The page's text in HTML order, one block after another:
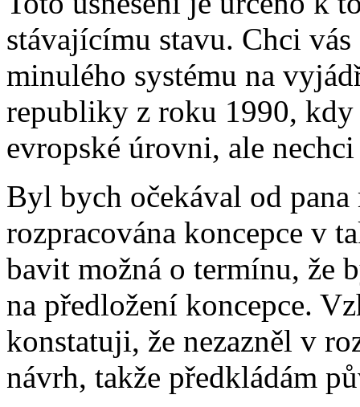
stávajícímu stavu. Chci
minulého systému na
republiky z roku 1990,
evropské úrovni, ale
Byl bych očekával od
rozpracována koncepce v
bavit možná o termínu, že
na předložení koncepce.
konstatuji, že nezazněl v
návrh, takže předkládám